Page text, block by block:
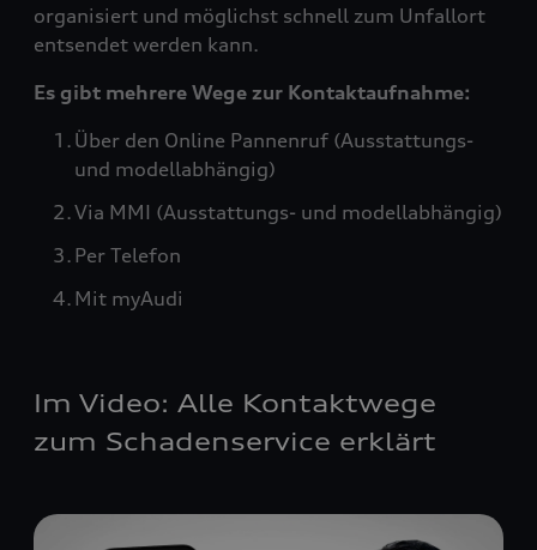
organisiert und möglichst schnell zum Unfallort
entsendet werden kann.
Es gibt mehrere Wege zur Kontaktaufnahme:
Über den Online Pannenruf (Ausstattungs-
und modellabhängig)
Via MMI (Ausstattungs- und modellabhängig)
Per Telefon
Mit myAudi
Im Video: Alle Kontaktwege
zum Schadenservice erklärt